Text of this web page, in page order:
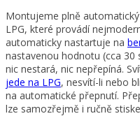
Montujeme plně
LPG, které provádí
automaticky nastartuje na
nastavenou hodnotu (cca 30
nic nestará, nic nepřepíná.
jede na LPG, nesvítí-li nebo
na automatické přepnutí.
lze samozřejmě i ručně